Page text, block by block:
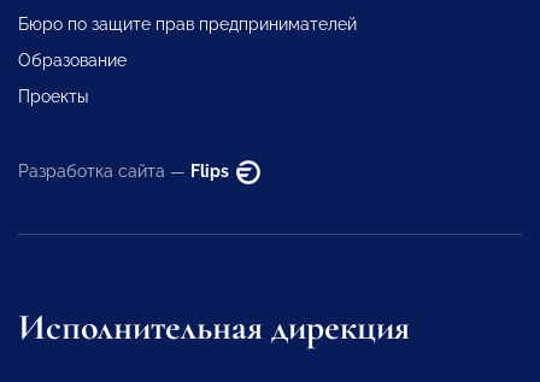
Бюро по защите прав предпринимателей
Образование
Проекты
Разработка сайта — Flips
Исполнительная дирекция